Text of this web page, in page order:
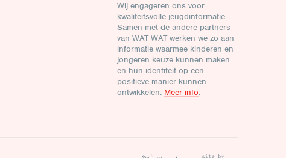
Wij engageren ons voor
kwaliteitsvolle jeugdinformatie.
Samen met de andere partners
van WAT WAT werken we zo aan
informatie waarmee kinderen en
jongeren keuze kunnen maken
en hun identiteit op een
positieve manier kunnen
ontwikkelen. Meer info.